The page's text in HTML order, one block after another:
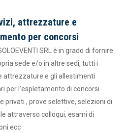
attrezzature e
per concorsi
SRL è in grado di fornire
sede e/o in altre sedi, tutti i
attrezzature e gli allestimenti
per l’espletamento di concorsi
privati , prove selettive, selezioni di
attraverso colloqui, esami di
ecc